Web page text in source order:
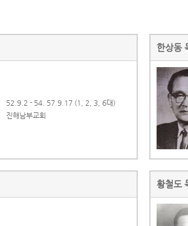
52.9.2 - 54. 57.9.17 (1, 2, 3, 6대)
진해남부교회
한상동
황철도